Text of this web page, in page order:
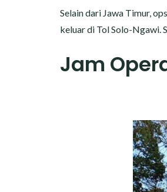
Selain dari Jawa Timur,
keluar di Tol Solo-Ngawi.
Jam